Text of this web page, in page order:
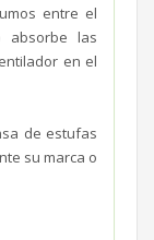
entre el
las
en el
de estufas
su marca o